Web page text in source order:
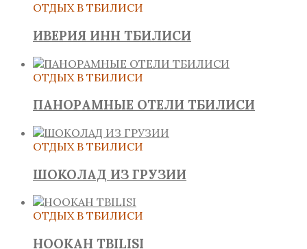
ОТДЫХ В ТБИЛИСИ
ИВЕРИЯ ИНН ТБИЛИСИ
ОТДЫХ В ТБИЛИСИ
ПАНОРАМНЫЕ ОТЕЛИ ТБИЛИСИ
ОТДЫХ В ТБИЛИСИ
ШОКОЛАД ИЗ ГРУЗИИ
ОТДЫХ В ТБИЛИСИ
HOOKAH TBILISI